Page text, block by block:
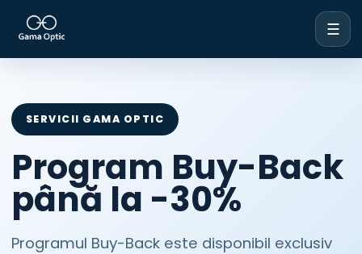
☰
SERVICII GAMA OPTIC
Program Buy-Back
până la -30%
Programul Buy-Back este disponibil exclusiv